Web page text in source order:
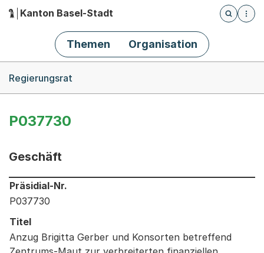
Hauptnavigation
Kanton Basel-Stadt
Öffnet
Themen Organisation
Regierungsrat
P037730
Geschäft
Informationen zum Ausgewählten Geschäft
Präsidial-Nr.
P037730
Titel
Anzug Brigitta Gerber und Konsorten betreffend